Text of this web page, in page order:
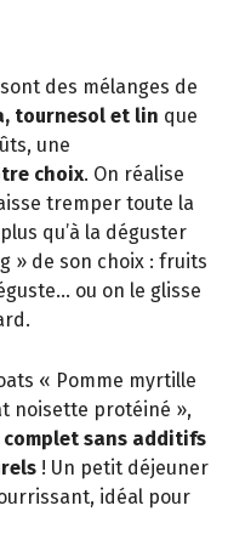
des mélanges de
tournesol et lin que
une
choix. On réalise
tremper toute la
qu’à la déguster
» de son choix : fruits
ou on le glisse
« Pomme myrtille
noisette protéiné »,
complet sans additifs
! Un petit déjeuner
idéal pour